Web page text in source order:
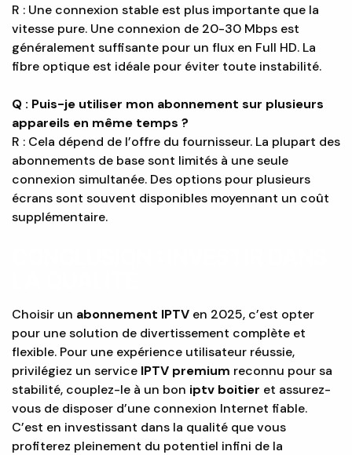
R : Une connexion stable est plus importante que la
vitesse pure. Une connexion de 20-30 Mbps est
généralement suffisante pour un flux en Full HD. La
fibre optique est idéale pour éviter toute instabilité.
Q : Puis-je utiliser mon abonnement sur plusieurs
appareils en même temps ?
R : Cela dépend de l’offre du fournisseur. La plupart des
abonnements de base sont limités à une seule
connexion simultanée. Des options pour plusieurs
écrans sont souvent disponibles moyennant un coût
supplémentaire.
Choisir un abonnement IPTV en 2025, c’est opter
pour une solution de divertissement complète et
flexible. Pour une expérience utilisateur réussie,
privilégiez un service IPTV premium reconnu pour sa
stabilité, couplez-le à un bon iptv boitier et assurez-
vous de disposer d’une connexion Internet fiable.
C’est en investissant dans la qualité que vous
profiterez pleinement du potentiel infini de la